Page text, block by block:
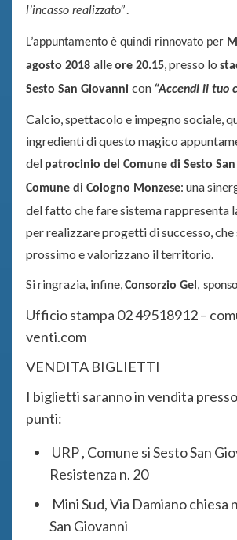
l’incasso realizzato”.
L’appuntamento è quindi rinnovato per
agosto 2018 alleore 20.15, presso lo
Sesto San Giovanni con “Accendi il tuo
Calcio, spettacolo e impegno sociale,
ingredienti di questo magico
del patrocinio del Comune di Sesto
Comune di Cologno Monzese: una
del fatto che fare sistema rappresenta
per realizzare progetti di successo,
prossimo e valorizzano il territorio.
Si ringrazia, infine,Consorzio Gel ,
Ufficio stampa 02 49518912 –
venti.com
VENDITA BIGLIETTI
I biglietti saranno in vendita
punti:
URP , Comune si Sesto San
Resistenza n. 20
Mini Sud, Via Damiano chiesa
San Giovanni